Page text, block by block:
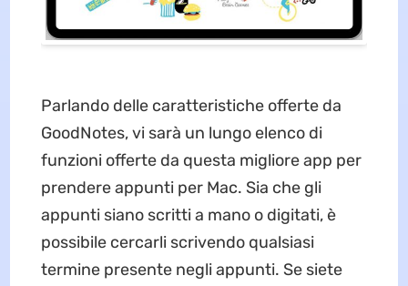
Parlando delle caratteristiche offerte da
GoodNotes, vi sarà un lungo elenco di
funzioni offerte da questa migliore app per
prendere appunti per Mac. Sia che gli
appunti siano scritti a mano o digitati, è
possibile cercarli scrivendo qualsiasi
termine presente negli appunti. Se siete